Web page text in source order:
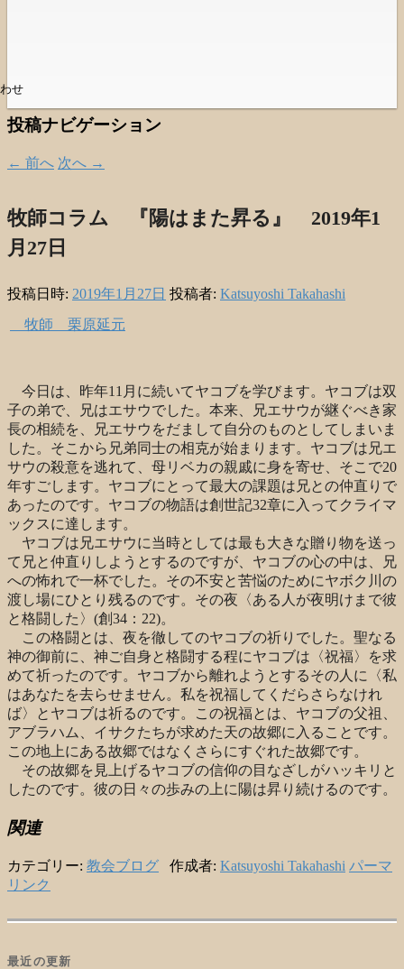
せ
投稿ナビゲーション
← 前へ 次へ →
牧師コラム 『陽はまた昇る』 2019年1
月27日
投稿日時: 2019年1月27日 投稿者: Katsuyoshi Takahashi
牧師 栗原延元
今日は、昨年11 月に続いてヤコブを学びます。ヤコブは双
子の弟で、兄はエサウでした。本来、兄エサウが継ぐべき家
長の相続を、兄エサウをだまして自分のものとしてしまいま
した。そこから兄弟同士の相克が始まります。ヤコブは兄エ
サウの殺意を逃れて、母リベカの親戚に身を寄せ、そこで20
年すごします。ヤコブにとって最大の課題は兄との仲直りで
あったのです。ヤコブの物語は創世記32章に入ってクライマ
ックスに達します。
ヤコブは兄エサウに当時としては最も大きな贈り物を送っ
て兄と仲直りしようとするのですが、ヤコブの心の中は、兄
への怖れで一杯でした。その不安と苦悩のためにヤボク川の
渡し場にひとり残るのです。その夜〈ある人が夜明けまで彼
と格闘した〉 (創34 ： 22)。
この格闘とは、夜を徹してのヤコブの祈りでした。聖なる
神の御前に、神ご自身と格闘する程にヤコブは〈祝福〉を求
めて祈ったのです。ヤコブから離れようとするその人に〈私
はあなたを去らせません。私を祝福してくだらさらなけれ
ば〉とヤコブは祈るのです。この祝福とは、ヤコブの父祖、
アブラハム、イサクたちが求めた天の故郷に入ることです。
この地上にある故郷ではなくさらにすぐれた故郷です。
その故郷を見上げるヤコブの信仰の目なざしがハッキリと
したのです。彼の日々の歩みの上に陽は昇り続けるのです。
関連
カテゴリー: 教会ブログ 作成者: Katsuyoshi Takahashi パーマ
リンク
最近の更新